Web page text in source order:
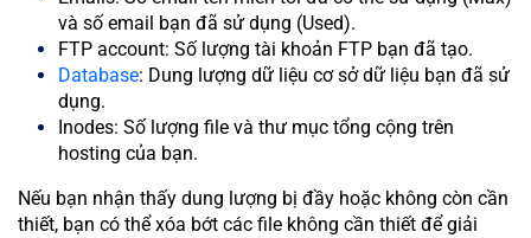
và số email bạn đã sử dụng (Used).
FTP account: Số lượng tài khoản FTP bạn đã tạo.
Database: Dung lượng dữ liệu cơ sở dữ liệu bạn đã sử
dụng.
Inodes: Số lượng file và thư mục tổng cộng trên
hosting của bạn.
Nếu bạn nhận thấy dung lượng bị đầy hoặc không còn cần
thiết, bạn có thể xóa bớt các file không cần thiết để giải